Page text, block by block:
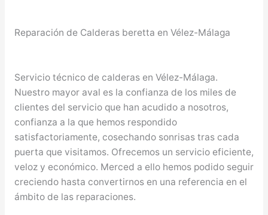
Reparación de Calderas beretta en Vélez-Málaga
Servicio técnico de calderas en Vélez-Málaga.
Nuestro mayor aval es la confianza de los miles de
clientes del servicio que han acudido a nosotros,
confianza a la que hemos respondido
satisfactoriamente, cosechando sonrisas tras cada
puerta que visitamos. Ofrecemos un servicio eficiente,
veloz y económico. Merced a ello hemos podido seguir
creciendo hasta convertirnos en una referencia en el
ámbito de las reparaciones.